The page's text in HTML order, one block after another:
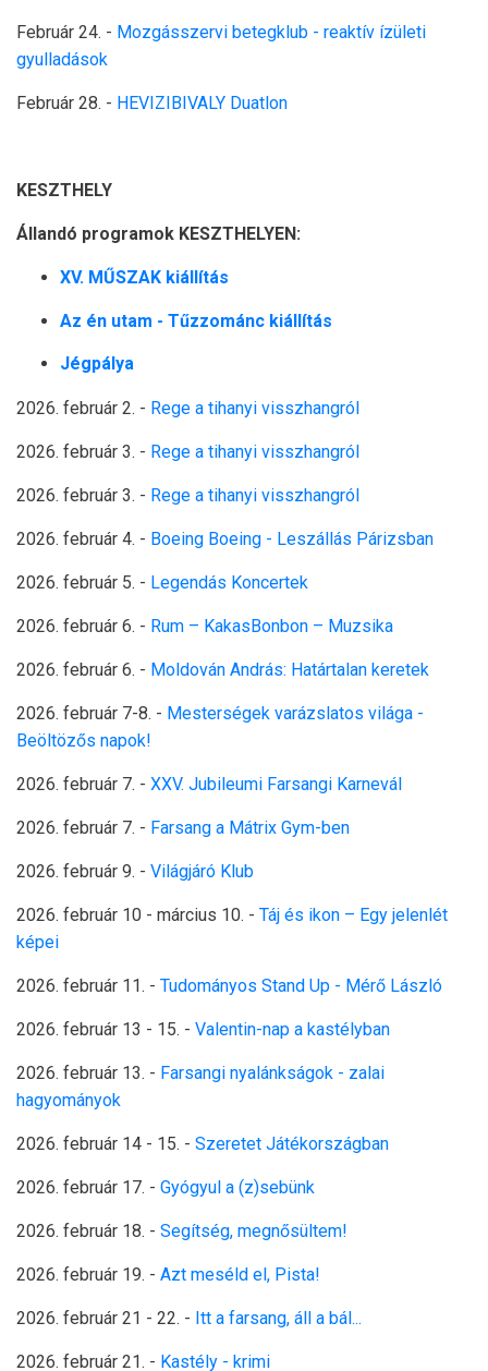
Február 24. - Mozgásszervi betegklub - reaktív ízületi
gyulladások
Február 28. - HEVIZIBIVALY Duatlon
KESZTHELY
Állandó programok KESZTHELYEN:
XV. MŰSZAK kiállítás
Az én utam - Tűzzománc kiállítás
Jégpálya
2026. február 2. - Rege a tihanyi visszhangról
2026. február 3. - Rege a tihanyi visszhangról
2026. február 3. - Rege a tihanyi visszhangról
2026. február 4. - Boeing Boeing - Leszállás Párizsban
2026. február 5. - Legendás Koncertek
2026. február 6. - Rum – KakasBonbon – Muzsika
2026. február 6. - Moldován András: Határtalan keretek
2026. február 7-8. - Mesterségek varázslatos világa -
Beöltözős napok!
2026. február 7. - XXV. Jubileumi Farsangi Karnevál
2026. február 7. - Farsang a Mátrix Gym-ben
2026. február 9. - Világjáró Klub
2026. február 10 - március 10. - Táj és ikon – Egy jelenlét
képei
2026. február 11. - Tudományos Stand Up - Mérő László
2026. február 13 - 15. - Valentin-nap a kastélyban
2026. február 13. - Farsangi nyalánkságok - zalai
hagyományok
2026. február 14 - 15. - Szeretet Játékországban
2026. február 17. - Gyógyul a (z)sebünk
2026. február 18. - Segítség, megnősültem!
2026. február 19. - Azt meséld el, Pista!
2026. február 21 - 22. - Itt a farsang, áll a bál...
2026. február 21. - Kastély - krimi